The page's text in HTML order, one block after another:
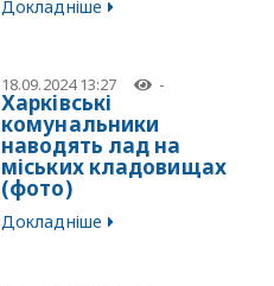
Докладніше
18.09.2024 13:27 -
Харківські
комунальники
наводять лад на
міських кладовищах
(фото)
Докладніше